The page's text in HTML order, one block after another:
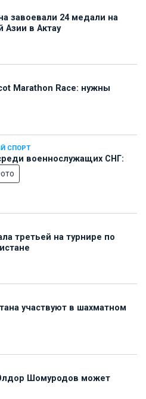
завоевали 24 медали на
Азии в Актау
Marathon Race: нужны
СПОРТ
военнослужащих СНГ:
третьей на турнире по
участвуют в шахматном
Шомуродов может